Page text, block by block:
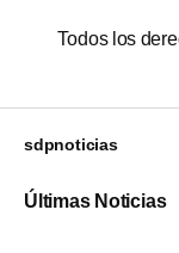
Todos los
sdpnoticias
Últimas Noticias